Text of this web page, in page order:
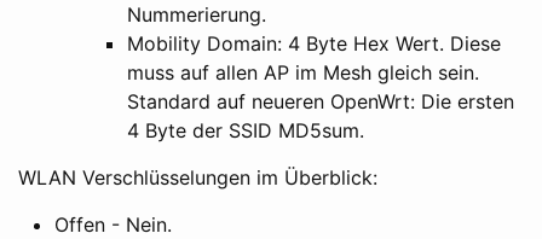
Nummerierung.
Mobility Domain: 4 Byte Hex Wert. Diese
muss auf allen AP im Mesh gleich sein.
Standard auf neueren OpenWrt: Die ersten
4 Byte der SSID MD5sum.
WLAN Verschlüsselungen im Überblick:
Offen - Nein.